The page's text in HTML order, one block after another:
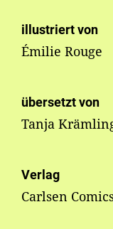
illustriert von
Émilie Rouge
übersetzt von
Tanja
Verlag
Carlsen